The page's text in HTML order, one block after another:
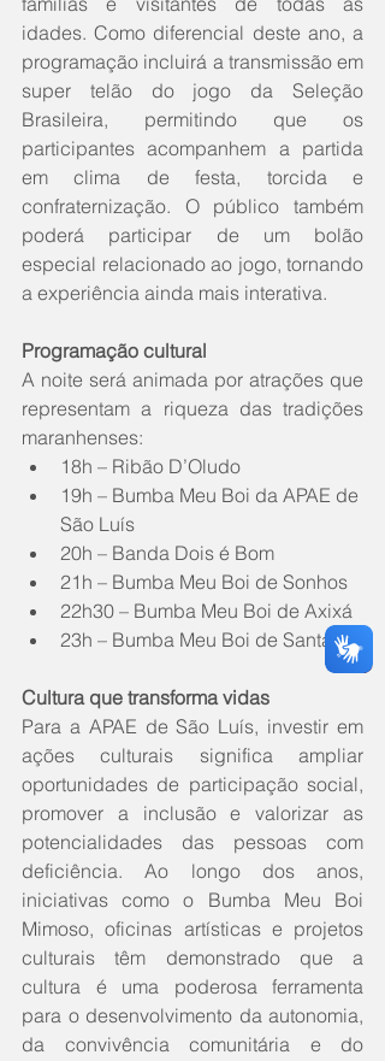
idades. Como diferencial deste ano, a
programação incluirá a transmissão em
super telão do jogo da Seleção
Brasileira, permitindo que os
participantes acompanhem a partida
em clima de festa, torcida e
confraternização. O público também
poderá participar de um bolão
especial relacionado ao jogo, tornando
a experiência ainda mais interativa.
Programação cultural
A noite será animada por atrações que
representam a riqueza das tradições
maranhenses:
18h – Ribão D’Oludo
19h – Bumba Meu Boi da APAE de
São Luís
20h – Banda Dois é Bom
21h – Bumba Meu Boi de Sonhos
22h30 – Bumba Meu Boi de Axixá
23h – Bumba Meu Boi de Santa Fé
Cultura que transforma vidas
Para a APAE de São Luís, investir em
ações culturais significa ampliar
oportunidades de participação social,
promover a inclusão e valorizar as
potencialidades das pessoas com
deficiência. Ao longo dos anos,
iniciativas como o Bumba Meu Boi
Mimoso, oficinas artísticas e projetos
culturais têm demonstrado que a
cultura é uma poderosa ferramenta
para o desenvolvimento da autonomia,
da convivência comunitária e do